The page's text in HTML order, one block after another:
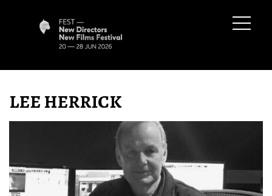
LEE HERRICK